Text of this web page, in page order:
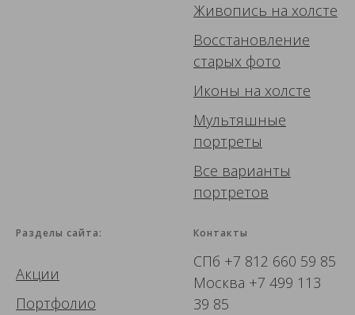
Живопись на холсте
Восстановление
старых фото
Иконы на холсте
Мультяшные
портреты
Все варианты
портретов
Разделы сайта:
Акции
Портфолио
Контакты
СПб +7 812 660 59 85
Москва +7 499 113
39 85